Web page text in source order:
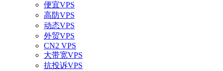
便宜VPS
高防VPS
动态VPS
外贸VPS
CN2 VPS
大带宽VPS
抗投诉VPS